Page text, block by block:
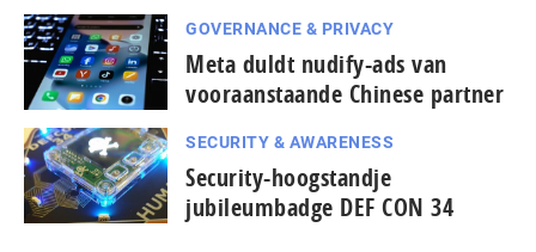
GOVERNANCE & PRIVACY
Meta duldt nudify-ads van
vooraanstaande Chinese partner
SECURITY & AWARENESS
Security-hoogstandje
jubileumbadge DEF CON 34